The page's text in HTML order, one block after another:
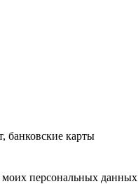
банковские карты
моих персональных данных